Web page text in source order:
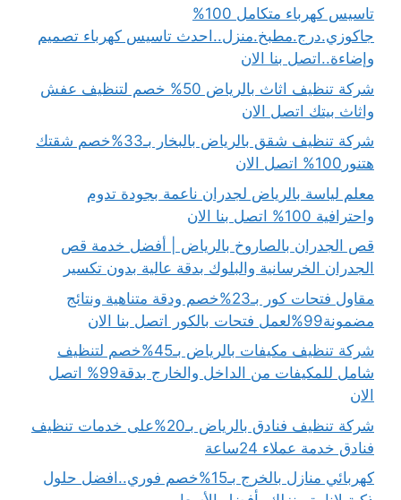
تاسيس كهرباء متكامل 100%
جاكوزي.درج.مطبخ.منزل..احدث تاسيس كهرباء تصميم
وإضاءة..اتصل بنا الان
شركة تنظيف اثاث بالرياض 50% خصم لتنظيف عفش
واثاث بيتك اتصل الان
شركة تنظيف شقق بالرياض بالبخار بـ33%خصم شقتك
هتنور100% اتصل الان
معلم لياسة بالرياض لجدران ناعمة بجودة تدوم
واحترافية 100% اتصل بنا الان
قص الجدران بالصاروخ بالرياض | أفضل خدمة قص
الجدران الخرسانية والبلوك بدقة عالية بدون تكسير
مقاول فتحات كور بـ23%خصم ودقة متناهية ونتائج
مضمونة99%لعمل فتحات بالكور اتصل بنا الان
شركة تنظيف مكيفات بالرياض بـ45%خصم لتنظيف
شامل للمكيفات من الداخل والخارج بدقة99% اتصل
الان
شركة تنظيف فنادق بالرياض بـ20%على خدمات تنظيف
فنادق خدمة عملاء 24ساعة
كهربائي منازل بالخرج بـ15%خصم فوري..افضل حلول